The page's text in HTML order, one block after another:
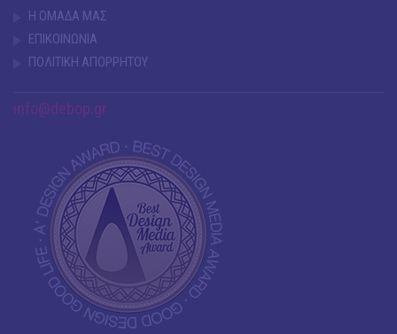
Η ΟΜΑΔΑ ΜΑΣ
ΕΠΙΚΟΙΝΩΝΙΑ
ΠΟΛΙΤΙΚΗ ΑΠΟΡΡΗΤΟΥ
info@debop.gr